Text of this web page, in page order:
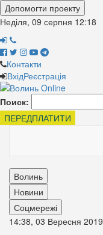
Допомогти проекту
Неділя, 09 серпня 12:18
Контакти
ВхідРеєстрація
Поиск:
ПЕРЕДПЛАТИТИ
Волинь
Новини
Соцмережі
14:38, 03 Вересня 2019